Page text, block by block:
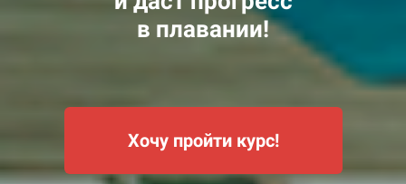
в плавании!
Хочу пройти курс!